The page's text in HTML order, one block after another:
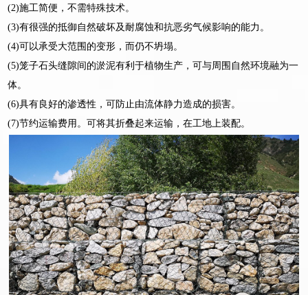
(2)施工简便，不需特殊技术。
(3)有很强的抵御自然破坏及耐腐蚀和抗恶劣气候影响的能力。
(4)可以承受大范围的变形，而仍不坍塌。
(5)笼子石头缝隙间的淤泥有利于植物生产，可与周围自然环境融为一
体。
(6)具有良好的渗透性，可防止由流体静力造成的损害。
(7)节约运输费用。可将其折叠起来运输，在工地上装配。